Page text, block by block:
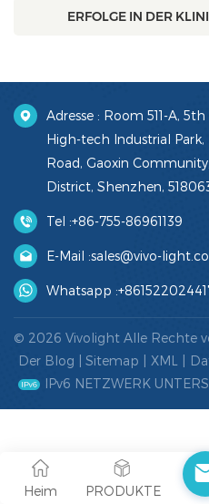
ERFOLGE IN DER
Adresse : Room 511-A,
High-tech Industrial
Road, Gaoxin
District, Shenzhen,
Tel :+86-755-86961139
E-Mail :sales@vivo-
Whatsapp :
© 2026 Vivolight Alle Rechte
Der Blog
Sitemap XML
IPv6 NETZWERK
Heim PRODUKTE